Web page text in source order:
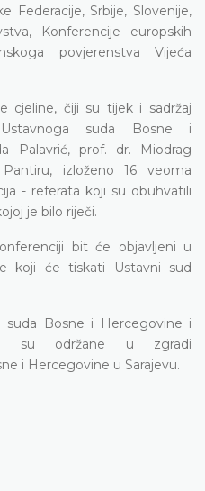
Federacije, Srbije, Slovenije,
Konferencije europskih
povjerenstva Vijeća
cjeline, čiji su tijek i sadržaj
Ustavnoga suda Bosne i
Palavrić, prof. dr. Miodrag
izloženo 16 veoma
- referata koji su obuhvatili
je bilo riječi.
bit će objavljeni u
koji će tiskati Ustavni sud
suda Bosne i Hercegovine i
su održane u zgradi
i Hercegovine u Sarajevu.